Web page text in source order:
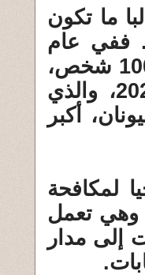
ما تكون
ففي عام
2018، أودى حريق شرق أثينا بحياة أكثر من 100 شخص،
بينما كان الحريق الهائل الذي اندلع عام 2023، والذي
أكبر
لمكافحة
وهي تعمل
أُطلقت إلى مدار